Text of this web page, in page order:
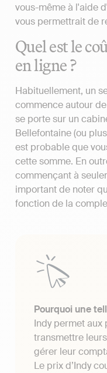
vous-même à l'aide
vous permettrait de
Quel est le
en ligne ?
Habituellement, un
commence autour
se porte sur un
Bellefontaine (ou
est probable que
cette somme. En
commençant à
important de noter
fonction de la
Pourquoi une
Indy permet aux
transmettre
gérer leur
Le prix d’Indy